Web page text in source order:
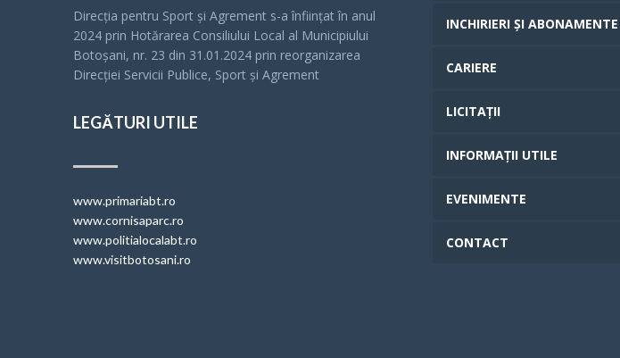
Direcția pentru Sport și Agrement s-a înfiinţat în anul
2024 prin Hotărarea Consiliului Local al Municipiului
Botoșani, nr. 23 din 31.01.2024 prin reorganizarea
Direcției Servicii Publice, Sport și Agrement
LEGĂTURI UTILE
www.primariabt.ro
www.cornisaparc.ro
www.politialocalabt.ro
www.visitbotosani.ro
INCHIRIERI ȘI ABONAMENTE
CARIERE
LICITAȚII
INFORMAȚII UTILE
EVENIMENTE
CONTACT